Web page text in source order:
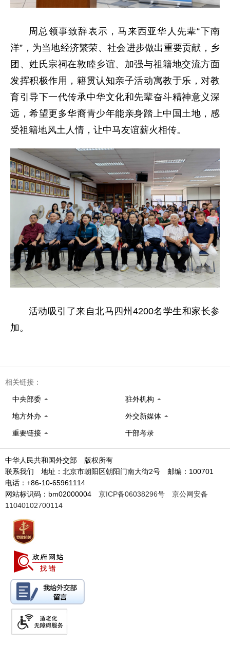
周总领事致辞表示，马来西亚华人先辈“下南
洋”，为当地经济繁荣、社会进步做出重要贡献，乡
团、姓氏宗祠在敦睦乡谊、加强与祖籍地交流方面
发挥积极作用，籍贯认知亲子活动寓教于乐，对教
育引导下一代传承中华文化和先辈奋斗精神意义深
远，希望更多华裔青少年能亲身踏上中国土地，感
受祖籍地风土人情，让中马友谊薪火相传。
活动吸引了来自北马四州4200名学生和家长参
加。
相关链接：
中央部委 驻外机构
地方外办 外交新媒体
重要链接 干部考录
中华人民共和国外交部 版权所有
联系我们 地址：北京市朝阳区朝阳门南大街2号 邮编：100701
电话：+86-10-65961114
网站标识码：bm02000004 京ICP备06038296号
京公网安备
11040102700114